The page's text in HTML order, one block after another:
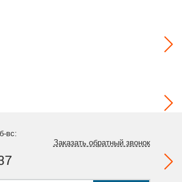
вс:
Заказать обратный звонок